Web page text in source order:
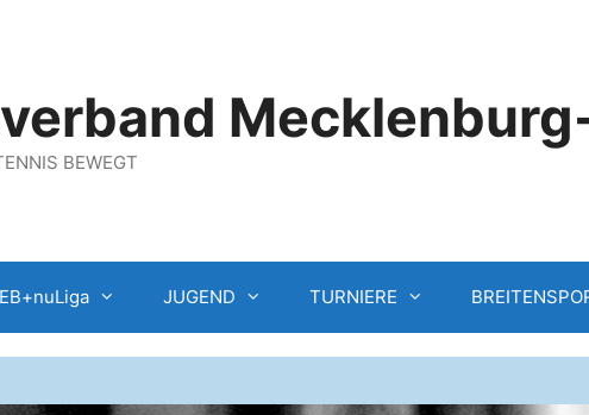
BEWEGT
JUGEND TURNIERE